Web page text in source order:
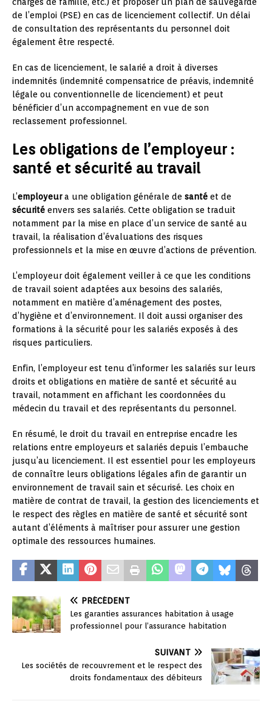
de l’emploi (PSE) en cas de licenciement collectif. Un délai
de consultation des représentants du personnel doit
également être respecté.
En cas de licenciement, le salarié a droit à diverses
indemnités (indemnité compensatrice de préavis, indemnité
légale ou conventionnelle de licenciement) et peut
bénéficier d’un accompagnement en vue de son
reclassement professionnel.
Les obligations de l’employeur :
santé et sécurité au travail
L’employeura une obligation générale de santé et de
sécurité envers ses salariés. Cette obligation se traduit
notamment par la mise en place d’un service de santé au
travail, la réalisation d’évaluations des risques
professionnels et la mise en œuvre d’actions de prévention.
L’employeur doit également veiller à ce que les conditions
de travail soient adaptées aux besoins des salariés,
notamment en matière d’aménagement des postes,
d’hygiène et d’environnement. Il doit aussi organiser des
formations à la sécurité pour les salariés exposés à des
risques particuliers.
Enfin, l’employeur est tenu d’informer les salariés sur leurs
droits et obligations en matière de santé et sécurité au
travail, notamment en affichant les coordonnées du
médecin du travail et des représentants du personnel.
En résumé, le droit du travail en entreprise encadre les
relations entre employeurs et salariés depuis l’embauche
jusqu’au licenciement. Il est essentiel pour les employeurs
de connaître leurs obligations légales afin de garantir un
environnement de travail sain et sécurisé. Les choix en
matière de contrat de travail, la gestion des licenciements et
le respect des règles en matière de santé et sécurité sont
autant d’éléments à maîtriser pour assurer une gestion
optimale des ressources humaines.
PRÉCÉDENT
Les garanties assurances habitation à usage
professionnel pour l’assurance habitation
SUIVANT
Les sociétés de recouvrement et le respect des
droits fondamentaux des débiteurs